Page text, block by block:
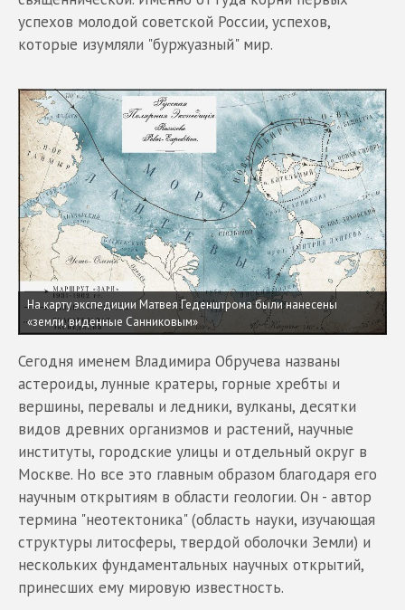
успехов молодой советской России, успехов,
которые изумляли "буржуазный" мир.
На карту экспедиции Матвея Геденштрома были нанесены
«земли, виденные Санниковым»
Сегодня именем Владимира Обручева названы
астероиды, лунные кратеры, горные хребты и
вершины, перевалы и ледники, вулканы, десятки
видов древних организмов и растений, научные
институты, городские улицы и отдельный округ в
Москве. Но все это главным образом благодаря его
научным открытиям в области геологии. Он - автор
термина "неотектоника" (область науки, изучающая
структуры литосферы, твердой оболочки Земли) и
нескольких фундаментальных научных открытий,
принесших ему мировую известность.